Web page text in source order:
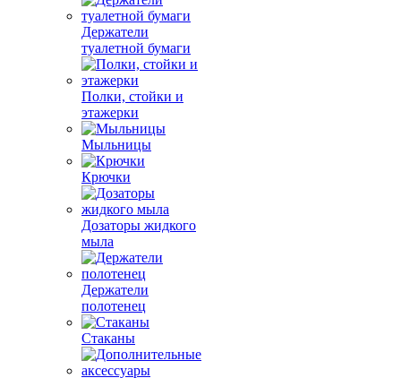
Держатели
туалетной бумаги
Полки, стойки и
этажерки
Мыльницы
Крючки
Дозаторы жидкого
мыла
Держатели
полотенец
Стаканы